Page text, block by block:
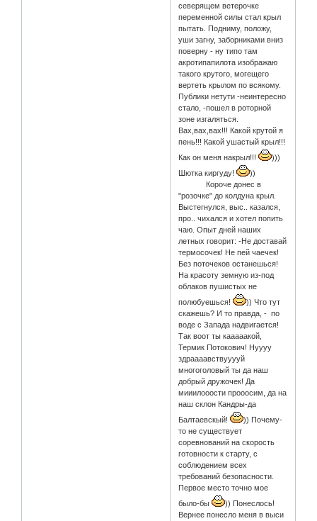
северящем ветерочке
переменной силы стал крыл
пытать. Подниму, положу,
уши загну, заборниками вниз
поверну - ну типо там
акротипапилота изображаю
такого крутого, могещего
вертеть крылом по всякому.
Публики нетути -неинтересно
стало, -пошел в роторной
зоне изгаляться.
Вах,вах,вах!!! Какой крутой я
пень!!! Какой ушастый крыл!!!
Как он меня накрыл!!!
)))
Шютка киргуду!
))
Короче донес в
"розочке" до колдуна крыл.
Выстегнулся, выс.. казался,
про.. чихался и хотел попить
чаю. Опыт дней наших
летных говорит: -Не доставай
термосочек! Не пей чаечек!
Без поточеков останешься!
На красоту земную из-под
облаков пушистых не
полюбуешься!
)) Что тут
скажешь? И то правда, - по
воде с Запада надвигается!
Так воот ты кааааакой,
Термик Потокович! Нуууу
здраааавствууууй
многоголовый ты да наш
добрый дружочек! Да
мииилооости прооосим, да на
наш склон Кандры-да
Балтаевскый!
)) Почему-
то не существует
соревнований на скорость
готовности к старту, с
соблюдением всех
требований безопасности.
Первое место точно мое
было-бы
)) Понеслось!
Вернее понесло меня в выси